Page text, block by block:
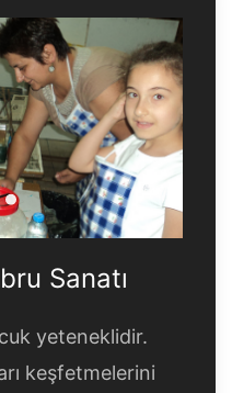
Ebru Sanatı
Ebru Sanatı
Çocuklarla Ebru Sanatı
Sanatı
yeteneklidir.
keşfetmelerini